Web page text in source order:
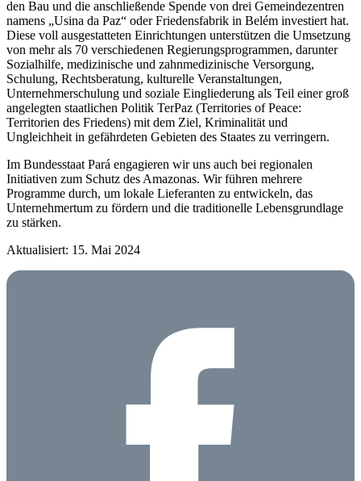
den Bau und die anschließende Spende von drei Gemeindezentren
namens „Usina da Paz“ oder Friedensfabrik in Belém investiert hat.
Diese voll ausgestatteten Einrichtungen unterstützen die Umsetzung
von mehr als 70 verschiedenen Regierungsprogrammen, darunter
Sozialhilfe, medizinische und zahnmedizinische Versorgung,
Schulung, Rechtsberatung, kulturelle Veranstaltungen,
Unternehmerschulung und soziale Eingliederung als Teil einer groß
angelegten staatlichen Politik TerPaz (Territories of Peace:
Territorien des Friedens) mit dem Ziel, Kriminalität und
Ungleichheit in gefährdeten Gebieten des Staates zu verringern.
Im Bundesstaat Pará engagieren wir uns auch bei regionalen
Initiativen zum Schutz des Amazonas. Wir führen mehrere
Programme durch, um lokale Lieferanten zu entwickeln, das
Unternehmertum zu fördern und die traditionelle Lebensgrundlage
zu stärken.
Aktualisiert: 15. Mai 2024